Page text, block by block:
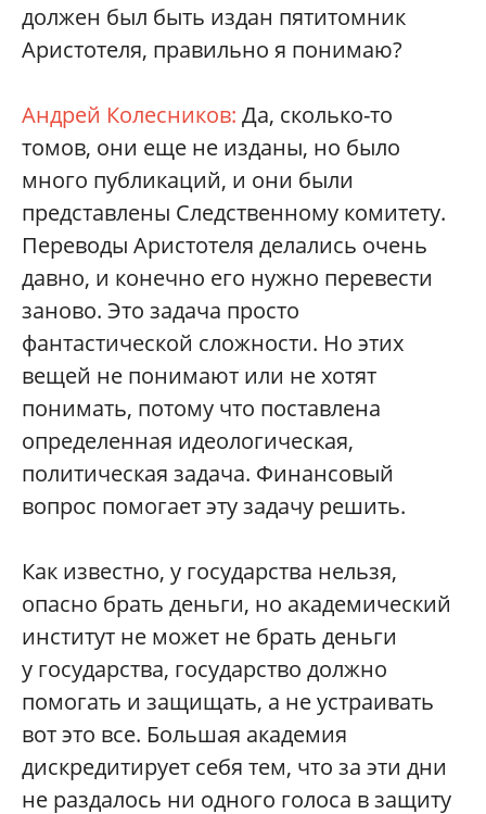
должен был быть издан пятитомник
Аристотеля, правильно я понимаю?
Андрей Колесников: Да, сколько-то
томов, они еще не изданы, но было
много публикаций, и они были
представлены Следственному комитету.
Переводы Аристотеля делались очень
давно, и конечно его нужно перевести
заново. Это задача просто
фантастической сложности. Но этих
вещей не понимают или не хотят
понимать, потому что поставлена
определенная идеологическая,
политическая задача. Финансовый
вопрос помогает эту задачу решить.
Как известно, у государства нельзя,
опасно брать деньги, но академический
институт не может не брать деньги
у государства, государство должно
помогать и защищать, а не устраивать
вот это все. Большая академия
дискредитирует себя тем, что за эти дни
не раздалось ни одного голоса в защиту